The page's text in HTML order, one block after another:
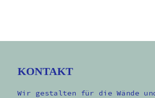
KONTAKT
Wir gestalten für die Wände